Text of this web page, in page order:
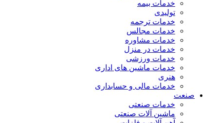
خدمات بیمه
تولیدی
خدمات ترجمه
خدمات مجالس
خدمات مشاوره
خدمات در منزل
خدمات ورزشی
خدمات ماشین های اداری
هنری
خدمات مالی و حسابداری
صنعت
خدمات صنعتی
ماشین آلات صنعتی